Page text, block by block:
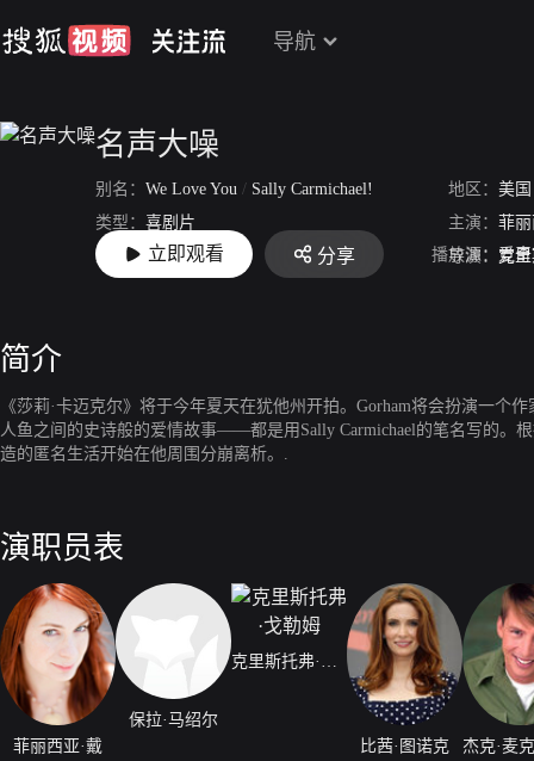
导航
名声大噪
别名： We Love You / Sally Carmichael! 地区： 美国
类型： 喜剧片 主演： 菲丽
上映： 2017-08-04 导演： 克
立即观看 分享 播放源： 爱
简介
《莎莉·卡迈克尔》将于今年夏天在犹他州开拍。Gorham将会扮演一
人鱼之间的史诗般的爱情故事——都是用Sally Carmichael的笔名写的。
造的匿名生活开始在他周围分崩离析。.
演职员表
菲丽西亚·戴
保拉·马绍尔
克里斯托弗·戈勒姆
比茜·图诺克